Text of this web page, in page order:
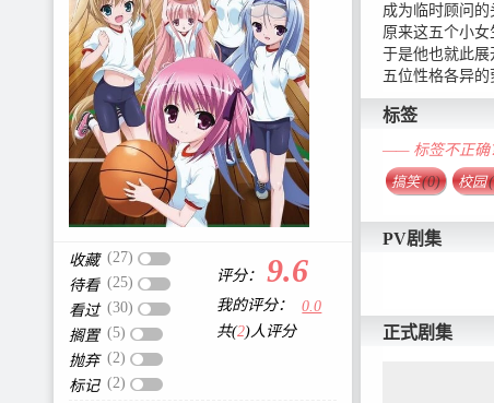
收藏 (27)
待看 (25)
看过 (30)
搁置 (5)
抛弃 (2)
标记 (2)
评分： 9.6
我的评分：
0.0
共(2)人评分
成为临时顾问的
原来这五个小女
于是他也就此展
五位性格各异的
标签
—— 标签不正确
搞笑(0) 校园
PV剧集
正式剧集